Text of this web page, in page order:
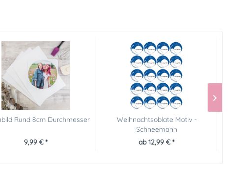
Rund 8cm Durchmesser
9,99 € *
Weihnachtsoblate Motiv -
Schneemann
ab 12,99 € *